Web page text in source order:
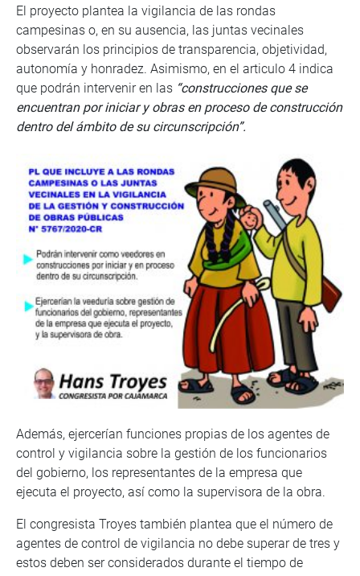
El proyecto plantea la vigilancia de las rondas
campesinas o, en su ausencia, las juntas vecinales
observarán los principios de transparencia, objetividad,
autonomía y honradez. Asimismo, en el articulo 4 indica
que podrán intervenir en las “construcciones que se
encuentran por iniciar y obras en proceso de construcción
dentro del ámbito de su circunscripción”.
Además, ejercerían funciones propias de los agentes de
control y vigilancia sobre la gestión de los funcionarios
del gobierno, los representantes de la empresa que
ejecuta el proyecto, así como la supervisora de la obra.
El congresista Troyes también plantea que el número de
agentes de control de vigilancia no debe superar de tres y
estos deben ser considerados durante el tiempo de